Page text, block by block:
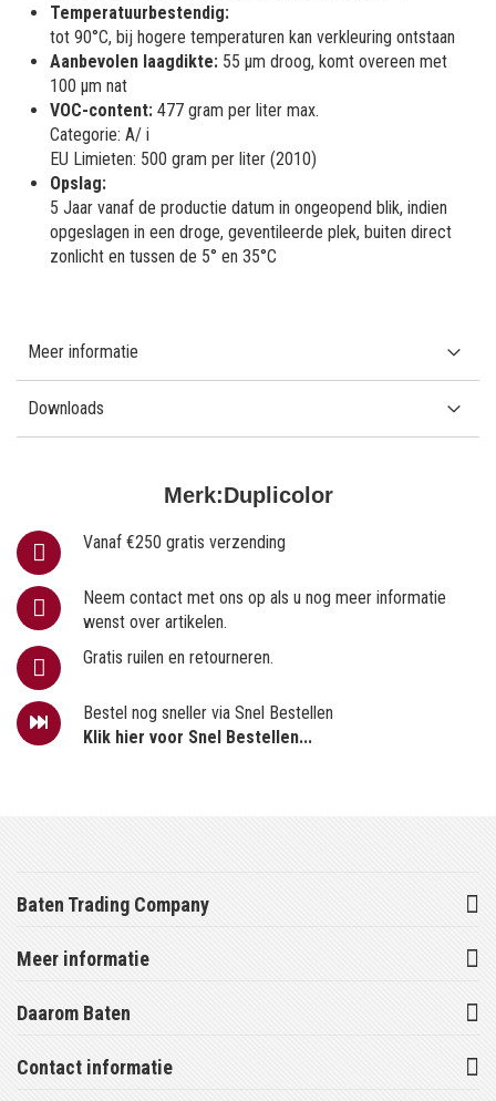
Merk:Duplicolor
Vanaf €250 gratis verzending
Neem contact met ons op als u nog meer informatie
wenst over artikelen.
Gratis ruilen en retourneren.
Bestel nog sneller via Snel Bestellen
Klik hier voor Snel Bestellen...
Temperatuurbestendig:
tot 90°C, bij hogere temperaturen kan verkleuring ontstaan
Aanbevolen laagdikte: 55 µm droog, komt overeen met
100 µm nat
VOC-content: 477 gram per liter max.
Categorie: A/ i
EU Limieten: 500 gram per liter (2010)
Opslag:
5 Jaar vanaf de productie datum in ongeopend blik, indien
opgeslagen in een droge, geventileerde plek, buiten direct
zonlicht en tussen de 5° en 35°C
Meer informatie
Downloads
Baten Trading Company
Meer informatie
Daarom Baten
Contact informatie